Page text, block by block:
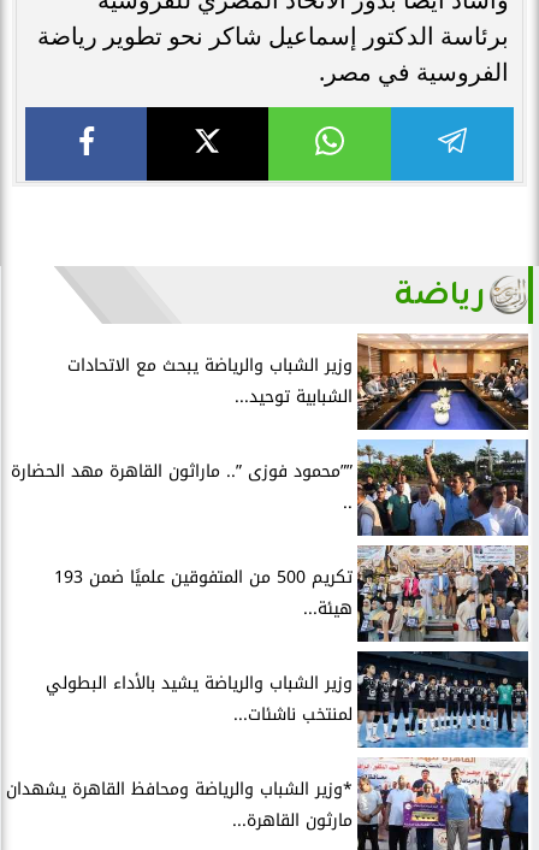
برئاسة الدكتور إسماعيل شاكر نحو تطوير رياضة
الفروسية في مصر.
رياضة
وزير الشباب والرياضة يبحث مع الاتحادات
الشبابية توحيد...
””محمود فوزى ”.. ماراثون القاهرة مهد الحضارة
..
تكريم 500 من المتفوقين علميًا ضمن 193
هيئة...
وزير الشباب والرياضة يشيد بالأداء البطولي
لمنتخب ناشئات...
*وزير الشباب والرياضة ومحافظ القاهرة يشهدان
مارثون القاهرة...